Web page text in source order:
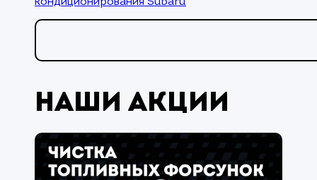
Наши акции